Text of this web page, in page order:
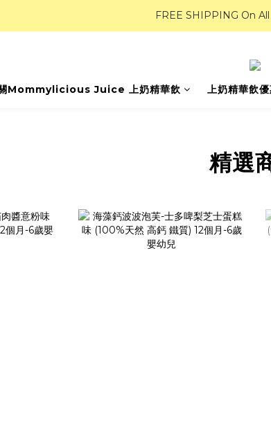
FREE SHIPPING On
Mommylicious Juice 上奶精華飲 上奶精華飲
精選